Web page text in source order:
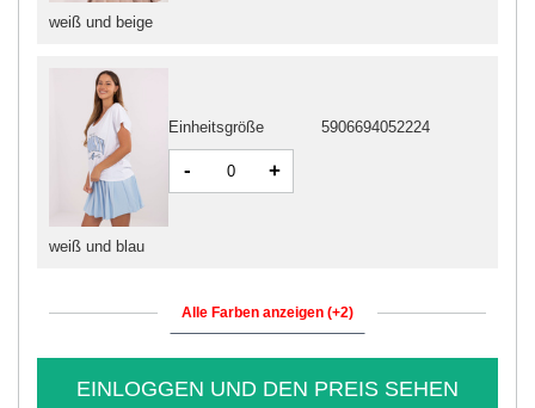
weiß und beige
weiß und blau
Einheitsgröße 5906694052224
- +
Alle Farben anzeigen (+2)
EINLOGGEN UND DEN PREIS SEHEN